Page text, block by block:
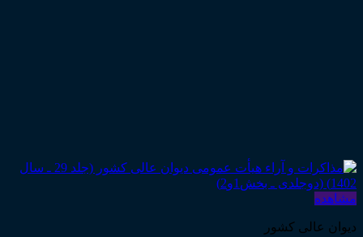
مشاهده
دیوان عالی کشور